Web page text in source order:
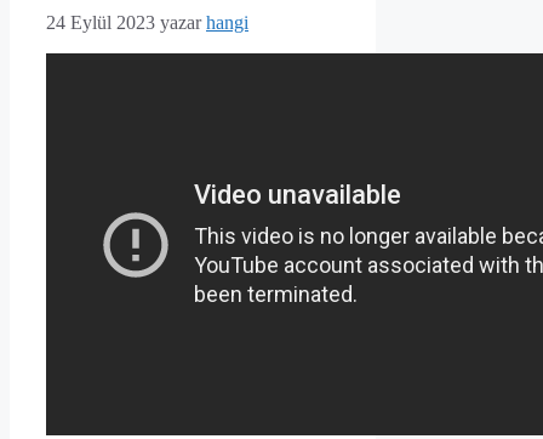
24 Eylül 2023 yazarhangi